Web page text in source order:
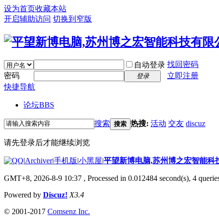
设为首页收藏本站
开启辅助访问 切换到窄版
自动登录 找回密码
密码
登录
立即注册
快捷导航
论坛BBS
搜索 搜索 热搜: 活动 交友 discuz
请先登录后才能继续浏览
|Archiver|手机版|小黑屋|平望新博电脑,苏州博之宏智能科
GMT+8, 2026-8-9 10:37 , Processed in 0.012484 second(s), 4
Powered by Discuz! X3.4
© 2001-2017 Comsenz Inc.